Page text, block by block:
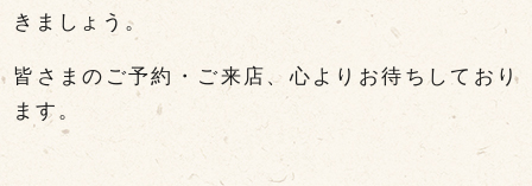
きましょう。
皆さまのご予約・ご来店、心よりお待ちしており
ます。